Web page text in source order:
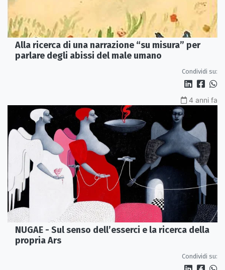
Alla ricerca di una narrazione “su misura” per
parlare degli abissi del male umano
Condividi su:
4 anni fa
NUGAE - Sul senso dell’esserci e la ricerca della
propria Ars
Condividi su: